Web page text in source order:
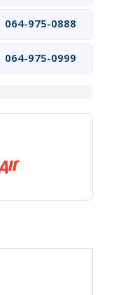
064-975-0888
064-975-0999